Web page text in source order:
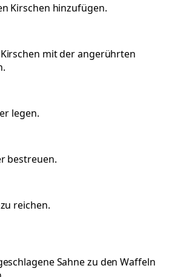
Kirschen hinzufügen.
mit der angerührten
legen.
bestreuen.
reichen.
Sahne zu den Waffeln